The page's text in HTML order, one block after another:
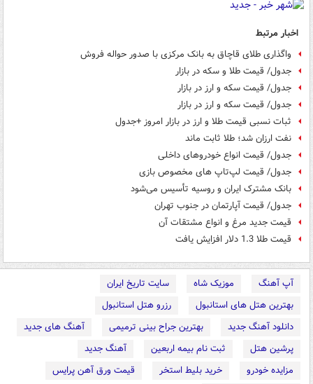
اخبار مرتبط
واگذاری طلای قاچاق به بانک مرکزی با صدور حواله فروش
جدول/ قیمت طلا و سکه در بازار
جدول/ قیمت سکه و ارز در بازار
جدول/ قیمت سکه و ارز در بازار
ثبات نسبی قیمت طلا و ارز در بازار امروز +جدول
نفت ارزان شد؛ طلا ثابت ماند
جدول/ قیمت انواع خودروهای داخلی
جدول/ قیمت لپ‌تاپ های مخصوص بازی
بانک مشترک ایران و روسیه تأسیس می‌شود
جدول/ قیمت آپارتمان در جنوب تهران
قیمت جدید مرغ و انواع مشتقات آن
قیمت طلا 1.3 دلار افزایش یافت
آپ آهنگ موزیک شاه
سایت تاریخ ایران
بهترین هتل های استانبول
رزرو هتل استانبول
دانلود آهنگ جدید
بهترین جراح بینی ترمیمی
آهنگ های جدید
پرشین هتل
ثبت نام بیمه اربعین
آهنگ جدید
مزایده خودرو
خرید بلیط استخر
قیمت ورق آهن پرایس